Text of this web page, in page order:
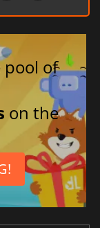
pool of
on the